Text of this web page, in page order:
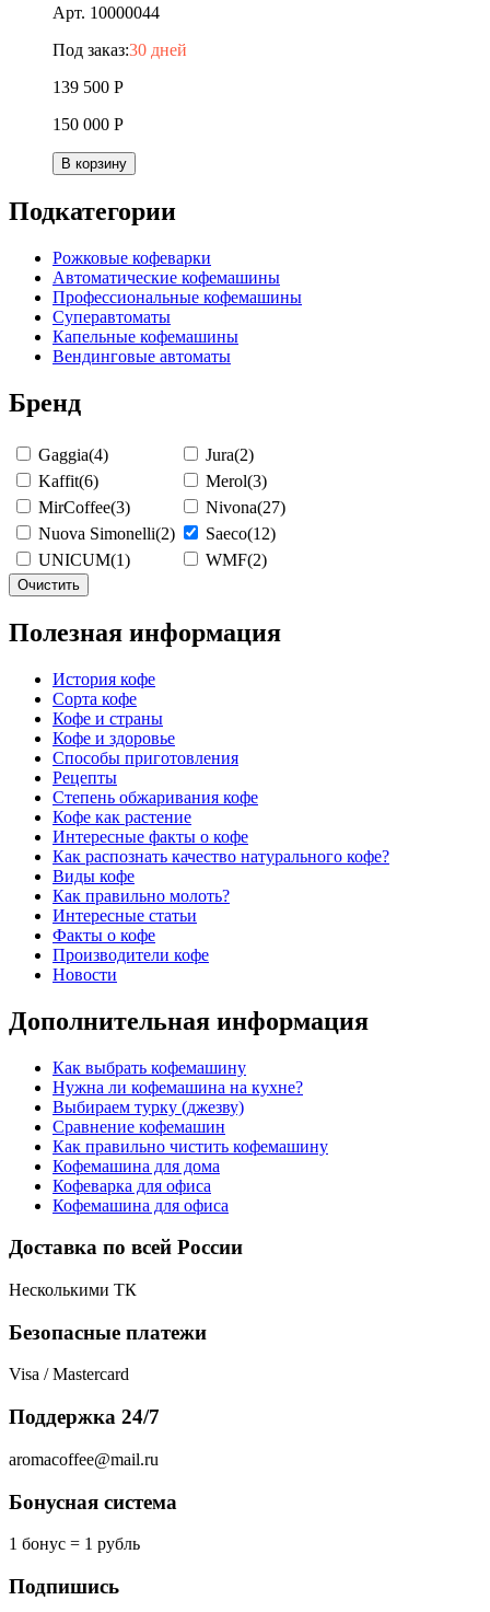
Арт. 10000044
Под заказ:30 дней
139 500 Р
150 000 Р
В корзину
Подкатегории
Рожковые кофеварки
Автоматические кофемашины
Профессиональные кофемашины
Суперавтоматы
Капельные кофемашины
Вендинговые автоматы
Бренд
Gaggia(4) Jura(2)
Kaffit(6) Merol(3)
MirCoffee(3) Nivona(27)
Nuova Simonelli(2) Saeco(12)
UNICUM(1) WMF(2)
Очистить
Полезная информация
История кофе
Сорта кофе
Кофе и страны
Кофе и здоровье
Способы приготовления
Рецепты
Степень обжаривания кофе
Кофе как растение
Интересные факты о кофе
Как распознать качество натурального кофе?
Виды кофе
Как правильно молоть?
Интересные статьи
Факты о кофе
Производители кофе
Новости
Дополнительная информация
Как выбрать кофемашину
Нужна ли кофемашина на кухне?
Выбираем турку (джезву)
Сравнение кофемашин
Как правильно чистить кофемашину
Кофемашина для дома
Кофеварка для офиса
Кофемашина для офиса
Доставка по всей России
Несколькими ТК
Безопасные платежи
Visa / Mastercard
Поддержка 24/7
aromacoffee@mail.ru
Бонусная система
1 бонус = 1 рубль
Подпишись